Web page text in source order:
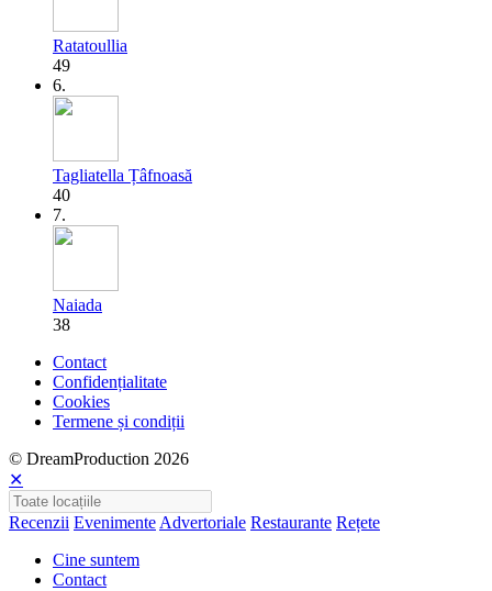
Ratatoullia
49
6.
Tagliatella Țâfnoasă
40
7.
Naiada
38
Contact
Confidențialitate
Cookies
Termene și condiții
© DreamProduction 2026
✕
Recenzii EvenimenteAdvertoriale Restaurante Rețete
Cine suntem
Contact